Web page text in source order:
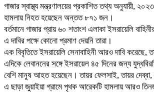
গাজার স্বাস্থ্য মন্ত্রণালয়ের প্রকাশিত তথ্য অনুযায়ী,
হামলায় নিহত হয়েছেন অন্তত ৮৭১ জন।
বর্তমানে গাজার প্রায় ৬০ শতাংশ এলাকা ইসরায়েলি
এ দাবির পক্ষে কোনো প্রমাণ দেয়নি তারা।
এক বিবৃতিতে ইসরায়েলি সেনাবাহিনী আরও দাবি করেছে,
এদিকে লেবাননের সঙ্গে ইসরায়েল ৪৫ দিনের জন্য
বেশি মানুষ আহত হয়েছেন। তায়র ফেলসাই, তায়র দেব্বা,
এ ছাড়া জুয়াইয়া গ্রামে পৃথক আরেকটি হামলায় আরও